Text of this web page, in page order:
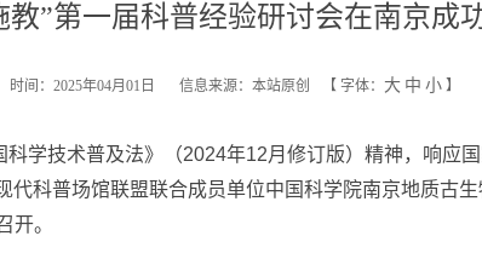
教”第一届科普经验研讨会在南京成
时间：2025年04月01日 信息来源：本站原创 【 字体： 大 中 小 】
学技术普及法》（2024年12月修订版）精神，响应
科普场馆联盟联合成员单位中国科学院南京地质古
开。